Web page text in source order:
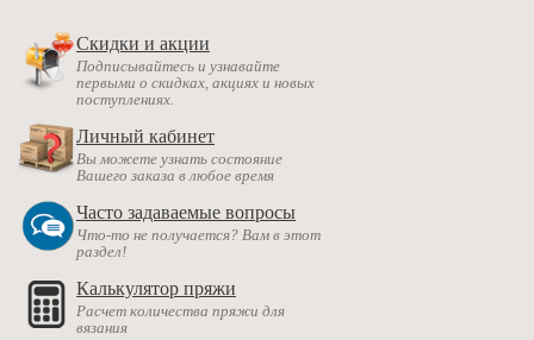
Скидки и акции
Подписывайтесь и узнавайте
первыми о скидках, акциях и новых
поступлениях.
Личный кабинет
Вы можете узнать состояние
Вашего заказа в любое время
Часто задаваемые вопросы
Что-то не получается? Вам в этот
раздел!
Калькулятор пряжи
Расчет количества пряжи для
вязания